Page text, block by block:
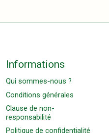
Informations
Qui sommes-nous ?
Conditions générales
Clause de non-
responsabilité
Politique de confidentialité